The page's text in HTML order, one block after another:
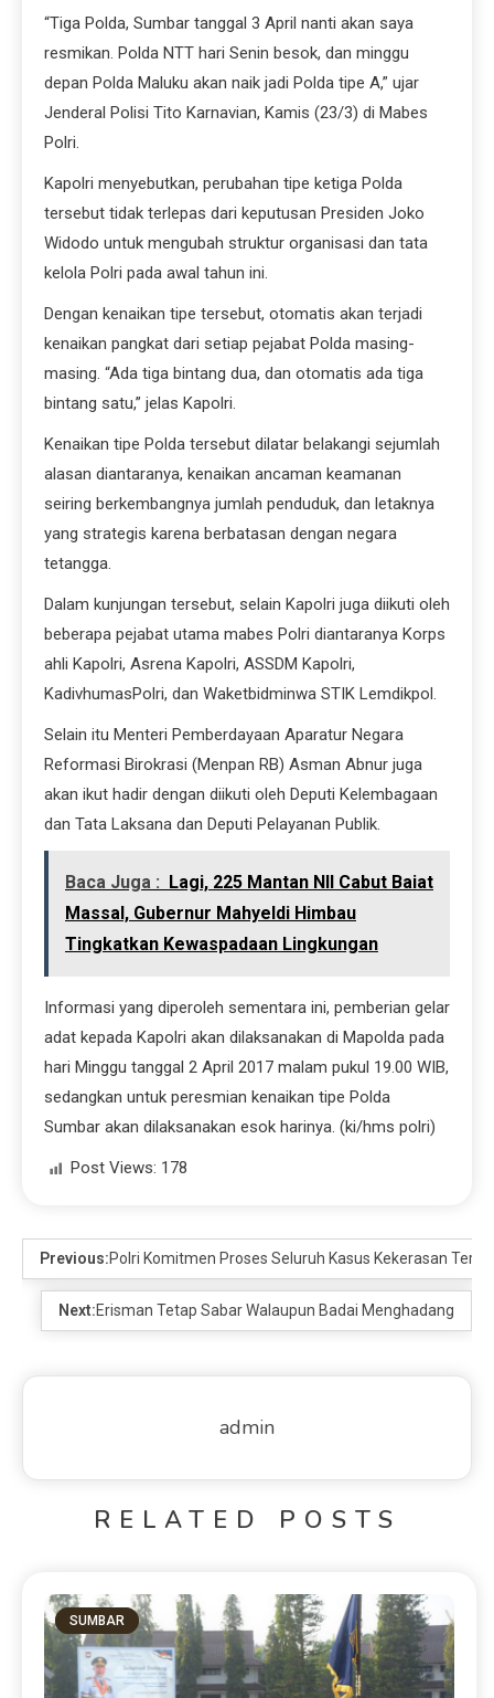
“Tiga Polda, Sumbar tanggal 3 April nanti akan saya
resmikan. Polda NTT hari Senin besok, dan minggu
depan Polda Maluku akan naik jadi Polda tipe A,” ujar
Jenderal Polisi Tito Karnavian, Kamis (23/3) di Mabes
Polri.
Kapolri menyebutkan, perubahan tipe ketiga Polda
tersebut tidak terlepas dari keputusan Presiden Joko
Widodo untuk mengubah struktur organisasi dan tata
kelola Polri pada awal tahun ini.
Dengan kenaikan tipe tersebut, otomatis akan terjadi
kenaikan pangkat dari setiap pejabat Polda masing-
masing. “Ada tiga bintang dua, dan otomatis ada tiga
bintang satu,” jelas Kapolri.
Kenaikan tipe Polda tersebut dilatar belakangi sejumlah
alasan diantaranya, kenaikan ancaman keamanan
seiring berkembangnya jumlah penduduk, dan letaknya
yang strategis karena berbatasan dengan negara
tetangga.
Dalam kunjungan tersebut, selain Kapolri juga diikuti oleh
beberapa pejabat utama mabes Polri diantaranya Korps
ahli Kapolri, Asrena Kapolri, ASSDM Kapolri,
KadivhumasPolri, dan Waketbidminwa STIK Lemdikpol.
Selain itu Menteri Pemberdayaan Aparatur Negara
Reformasi Birokrasi (Menpan RB) Asman Abnur juga
akan ikut hadir dengan diikuti oleh Deputi Kelembagaan
dan Tata Laksana dan Deputi Pelayanan Publik.
Baca Juga : Lagi, 225 Mantan NII Cabut Baiat
Massal, Gubernur Mahyeldi Himbau
Tingkatkan Kewaspadaan Lingkungan
Informasi yang diperoleh sementara ini, pemberian gelar
adat kepada Kapolri akan dilaksanakan di Mapolda pada
hari Minggu tanggal 2 April 2017 malam pukul 19.00 WIB,
sedangkan untuk peresmian kenaikan tipe Polda
Sumbar akan dilaksanakan esok harinya. (ki/hms polri)
Post Views: 178
Previous:Polri Komitmen Proses Seluruh Kasus Kekerasan
Next:Erisman Tetap Sabar Walaupun Badai Menghadang
admin
RELATED POSTS
SUMBAR